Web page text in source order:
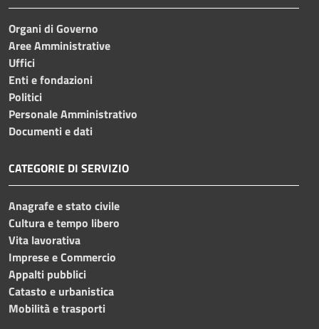
Organi di Governo
Aree Amministrative
Uffici
Enti e fondazioni
Politici
Personale Amministrativo
Documenti e dati
CATEGORIE DI SERVIZIO
Anagrafe e stato civile
Cultura e tempo libero
Vita lavorativa
Imprese e Commercio
Appalti pubblici
Catasto e urbanistica
Mobilità e trasporti